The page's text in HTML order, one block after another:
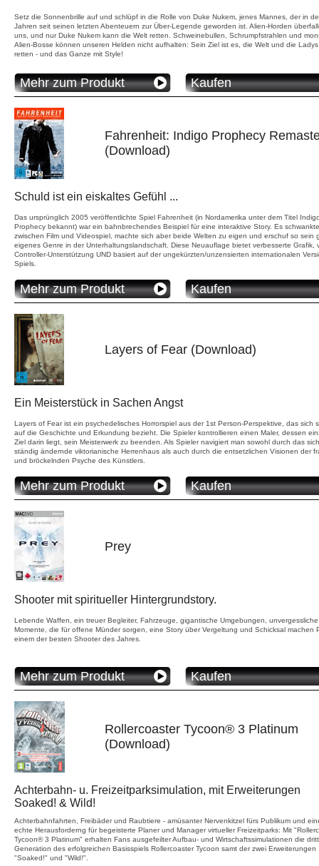
Setz die Sonnenbrille auf und schlüpf in die Rolle von Duke Nukem, jenes Mannes, der in
Jahren seit seinen letzten Abenteuern zur Über-Legende geworden ist. Alien-Horden
uns, und nur Duke Nukem kann die Welt retten. Schweinebullen, Schrumpfstrahlen und
Alien-Bosse können unseren Helden nicht aufhalten: Sein Ziel ist es, die Welt und die
retten - und das Ganze mit Style!
Mehr zum Produkt Kaufen
Fahrenheit: Indigo Prophecy
(Download)
Schuld ist ein eiskaltes Gefühl ...
Das ursprünglich 2005 veröffentlichte Spiel Fahrenheit (in Nordamerika unter dem Titel
Prophecy bekannt) war ein bahnbrechendes Beispiel für eine interaktive Story. Es schwankte
zwischen Film und Videospiel, machte sich aber beide Welten zu eigen und erschuf so sein
eigenes Genre in der Unterhaltungslandschaft. Diese Neuauflage bietet verbesserte Grafik,
Controller-Unterstützung UND basiert auf der ungekürzten/unzensierten internationalen
Spiels.
Mehr zum Produkt Kaufen
Layers of Fear (Download)
Ein Meisterstück in Sachen Angst
Layers of Fear ist ein psychedelisches Horrorspiel aus der 1st Person-Perspektive, das sich
auf die Geschichte und Erkundung bezieht. Die Spieler kontrollieren einen Maler, dessen
Ziel darin liegt, sein Meisterwerk zu beenden. Als Spieler navigiert man sowohl durch das sich
ständig ändernde viktorianische Herrenhaus als auch durch die entsetzlichen Visionen der
und bröckelnden Psyche des Künstlers.
Mehr zum Produkt Kaufen
Prey
Shooter mit spiritueller Hintergrundstory.
Lebende Waffen, ein treuer Begleiter, Fahrzeuge, gigantische Umgebungen, unvergessliche
Momente, die für offene Münder sorgen, eine Story über Vergeltung und Schicksal machen
einem der besten Shooter des Jahres.
Mehr zum Produkt Kaufen
Rollercoaster Tycoon® 3 Platinum
(Download)
Achterbahn- u. Freizeitparksimulation, mit Erweiterungen
Soaked! & Wild!
Achterbahnfahrten, Freibäder und Raubtiere - amüsanter Nervenkitzel fürs Publikum und
echte Herausforderng für begeisterte Planer und Manager virtueller Freizeitparks: Mit
Tycoon® 3 Platinum" erhalten Fans ausgefeilter Aufbau- und Wirtschaftssimulationen die
Generation des erfolgreichen Basisspiels Rollercoaster Tycoon samt der zwei Erweiterungen
"Soaked!" und "Wild!".